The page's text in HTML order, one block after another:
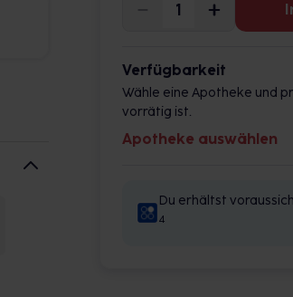
Verfügbarkeit
Wähle eine Apotheke und
vorrätig ist.
Apotheke auswählen
Du erhältst
4